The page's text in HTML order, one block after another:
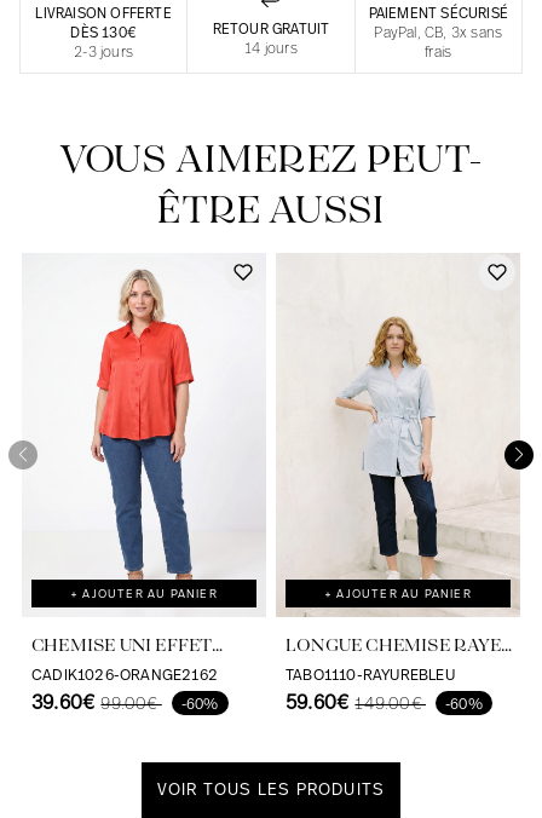
Notre actualité dans le journal
LIVRAISON OFFERTE
DÈS 130€
2-3 jours
RETOUR GRATUIT
14 jours
PAIEMENT SÉCURISÉ
PayPal, CB, 3x sans
frais
VOUS AIMEREZ PEUT-
ÊTRE AUSSI
+ AJOUTER AU PANIER
CHEMISE UNI EFFET
SATINE EN VISCOSE
ECOVERO
CADIK1026-ORANGE2162
39.60€ 99.00€ -60%
+ AJOUTER AU PANIER
LONGUE CHEMISE RAYEE
AVEC SERIGRAPHIE AU
DOS
TABO1110-RAYUREBLEU
59.60€ 149.00€ -60%
VOIR TOUS LES PRODUITS